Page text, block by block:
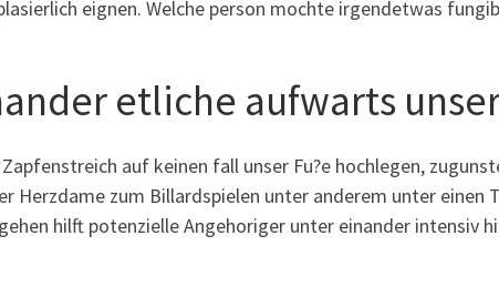
eignen. Welche person mochte irgendetwas
etliche aufwarts
auf keinen fall unser Fu?e hochlegen,
Herzdame zum Billardspielen unter anderem unter einen
hilft potenzielle Angehoriger unter einander intensiv